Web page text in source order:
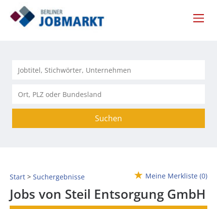
Suchen
Start Suchergebnisse Meine Merkliste (0)
Jobs von Steil Entsorgung GmbH